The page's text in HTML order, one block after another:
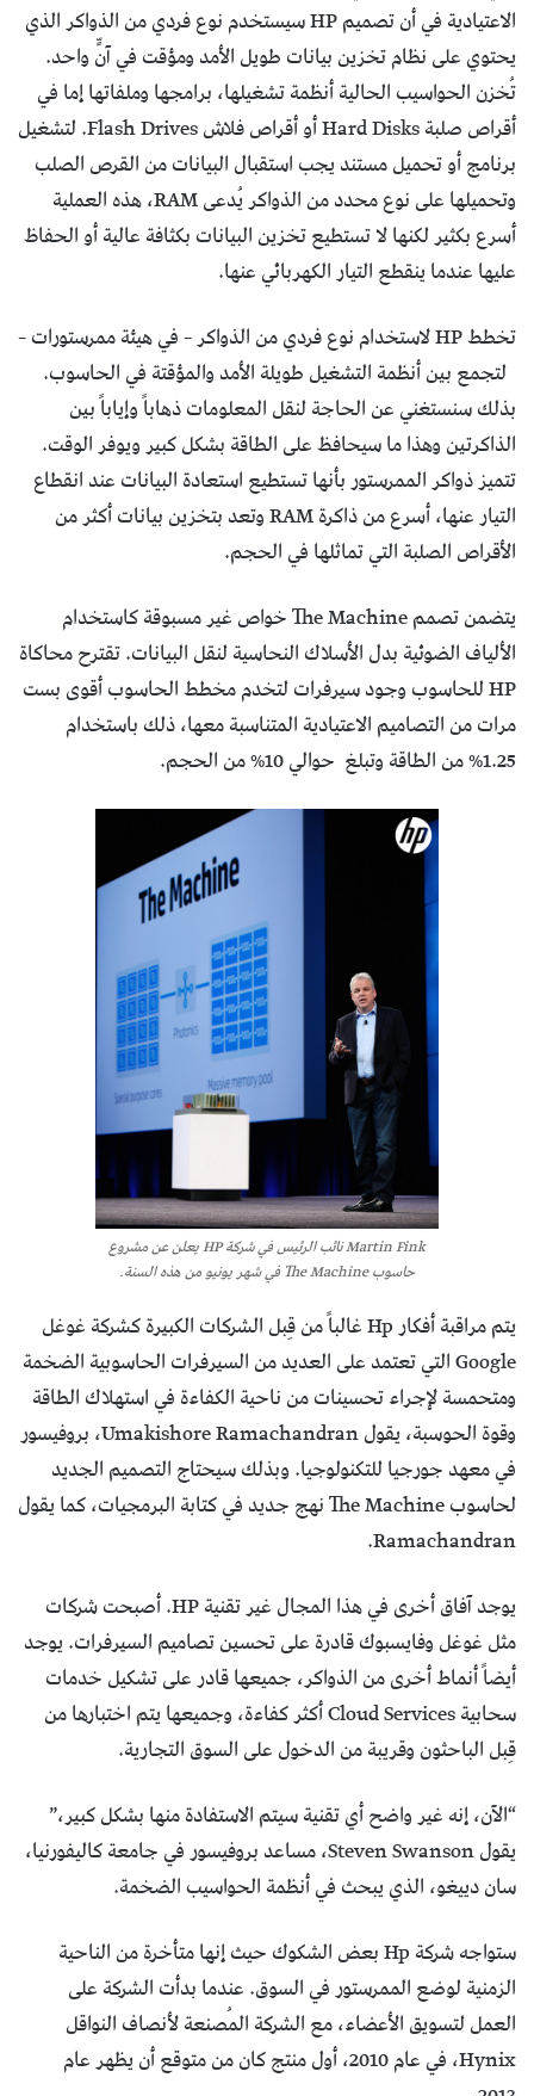
الاعتيادية في أن تصميم HP سيستخدم نوع فردي من الذواكر الذي
يحتوي على نظام تخزين بيانات طويل الأمد ومؤقت في آنٍّ واحد.
تُخزن الحواسيب الحالية أنظمة تشغيلها، برامجها وملفاتها إما في
أقراص صلبة Hard Disks أو أقراص فلاش Flash Drives. لتشغيل
برنامج أو تحميل مستند يجب استقبال البيانات من القرص الصلب
وتحميلها على نوع محدد من الذواكر يُدعى RAM، هذه العملية
أسرع بكثير لكنها لا تستطيع تخزين البيانات بكثافة عالية أو الحفاظ
عليها عندما ينقطع التيار الكهربائي عنها.
تخطط HP لاستخدام نوع فردي من الذواكر – في هيئة ممرستورات –
لتجمع بين أنظمة التشغيل طويلة الأمد والمؤقتة في الحاسوب.
بذلك سنستغني عن الحاجة لنقل المعلومات ذهاباً وإياباً بين
الذاكرتين وهذا ما سيحافظ على الطاقة بشكل كبير ويوفر الوقت.
تتميز ذواكر الممرستور بأنها تستطيع استعادة البيانات عند انقطاع
التيار عنها، أسرع من ذاكرة RAM وتعد بتخزين بيانات أكثر من
الأقراص الصلبة التي تماثلها في الحجم.
يتضمن تصمم The Machine خواص غير مسبوقة كاستخدام
الألياف الضوئية بدل الأسلاك النحاسية لنقل البيانات. تقترح محاكاة
HP للحاسوب وجود سيرفرات لتخدم مخطط الحاسوب أقوى بست
مرات من التصاميم الاعتيادية المتناسبة معها، ذلك باستخدام
1.25% من الطاقة وتبلغ حوالي 10% من الحجم.
Martin Fink نائب الرئيس في شركة HP يعلن عن مشروع
حاسوب The Machine في شهر يونيو من هذه السنة.
يتم مراقبة أفكار Hp غالباً من قِبل الشركات الكبيرة كشركة غوغل
Google التي تعتمد على العديد من السيرفرات الحاسوبية الضخمة
ومتحمسة لإجراء تحسينات من ناحية الكفاءة في استهلاك الطاقة
وقوة الحوسبة، يقول Umakishore Ramachandran، بروفيسور
في معهد جورجيا للتكنولوجيا. وبذلك سيحتاج التصميم الجديد
لحاسوب The Machine نهج جديد في كتابة البرمجيات، كما يقول
Ramachandran.
يوجد آفاق أخرى في هذا المجال غير تقنية HP. أصبحت شركات
مثل غوغل وفايسبوك قادرة على تحسين تصاميم السيرفرات. يوجد
أيضاً أنماط أخرى من الذواكر، جميعها قادر على تشكيل خدمات
سحابية Cloud Services أكثر كفاءة، وجميعها يتم اختبارها من
قِبل الباحثون وقريبة من الدخول على السوق التجارية.
“الآن، إنه غير واضح أي تقنية سيتم الاستفادة منها بشكل كبير،”
يقول Steven Swanson، مساعد بروفيسور في جامعة كاليفورنيا،
سان دييغو، الذي يبحث في أنظمة الحواسيب الضخمة.
ستواجه شركة Hp بعض الشكوك حيث إنها متأخرة من الناحية
الزمنية لوضع الممرستور في السوق. عندما بدأت الشركة على
العمل لتسويق الأعضاء، مع الشركة المُصنعة لأنصاف النواقل
Hynix، في عام 2010، أول منتج كان من متوقع أن يظهر عام